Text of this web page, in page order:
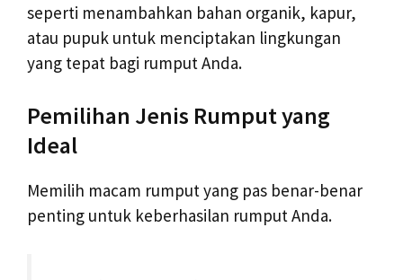
seperti menambahkan bahan organik, kapur,
atau pupuk untuk menciptakan lingkungan
yang tepat bagi rumput Anda.
Pemilihan Jenis Rumput yang
Ideal
Memilih macam rumput yang pas benar-benar
penting untuk keberhasilan rumput Anda.